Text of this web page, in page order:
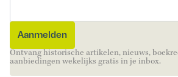
Ontvang historische artikelen, nieuws,
aanbiedingen wekelijks gratis in je inbox.